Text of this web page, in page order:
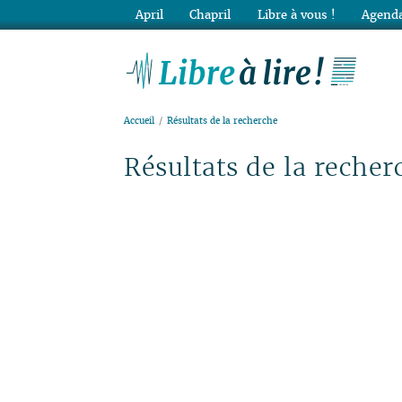
Accueil Résultats de la recherche
Résultats de la
April Chapril Libre à vous !